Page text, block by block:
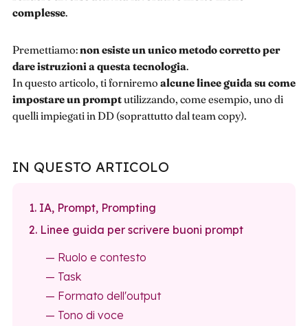
complesse.
Premettiamo:non esiste un unico metodo corretto per
dare istruzioni a questa tecnologia.
In questo articolo, ti forniremo alcune linee guida su come
impostare un promptutilizzando, come esempio, uno di
quelli impiegati in DD (soprattutto dal team copy).
IN QUESTO ARTICOLO
1. IA, Prompt, Prompting
2. Linee guida per scrivere buoni prompt
— Ruolo e contesto
— Task
— Formato dell'output
— Tono di voce